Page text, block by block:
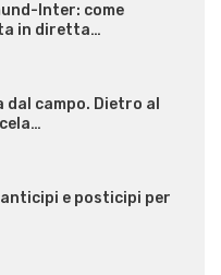
Inter: come
in diretta…
campo. Dietro al
e posticipi per